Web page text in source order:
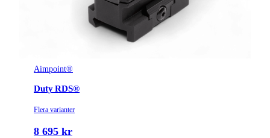
Aimpoint®
Duty RDS®
Flera varianter
8 695 kr